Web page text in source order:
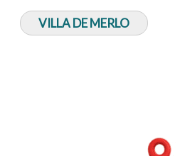
VILLA DE MERLO